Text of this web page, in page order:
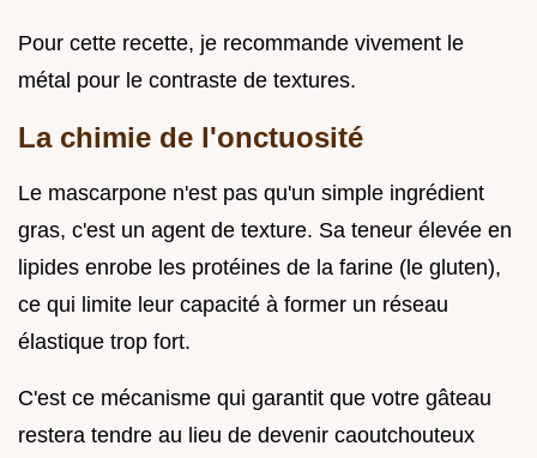
Pour cette recette, je recommande vivement le
métal pour le contraste de textures.
La chimie de l'onctuosité
Le mascarpone n'est pas qu'un simple ingrédient
gras, c'est un agent de texture. Sa teneur élevée en
lipides enrobe les protéines de la farine (le gluten),
ce qui limite leur capacité à former un réseau
élastique trop fort.
C'est ce mécanisme qui garantit que votre gâteau
restera tendre au lieu de devenir caoutchouteux